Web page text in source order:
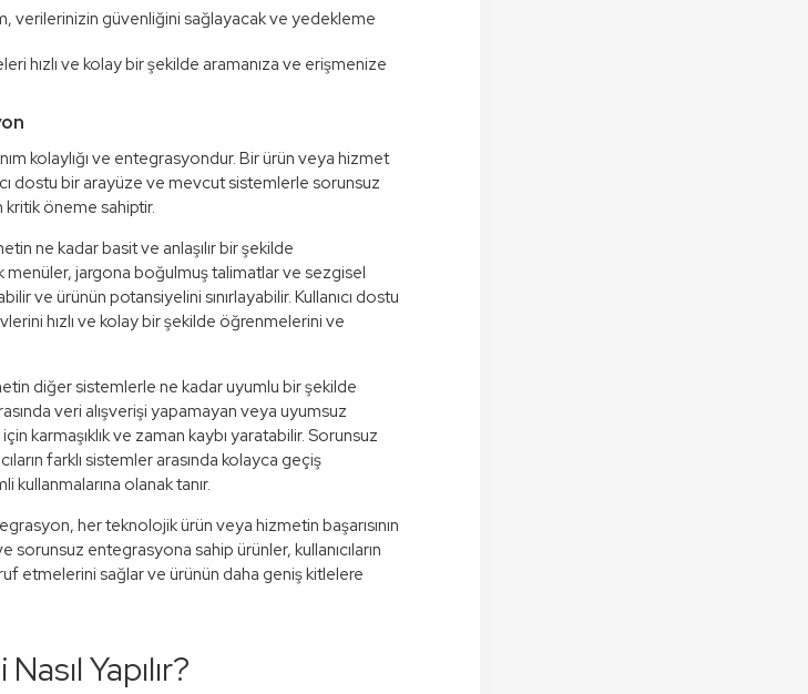
verilerinizin güvenliğini sağlayacak ve yedekleme
hızlı ve kolay bir şekilde aramanıza ve erişmenize
kolaylığı ve entegrasyondur. Bir ürün veya hizmet
dostu bir arayüze ve mevcut sistemlerle sorunsuz
öneme sahiptir.
ne kadar basit ve anlaşılır bir şekilde
menüler, jargona boğulmuş talimatlar ve sezgisel
ve ürünün potansiyelini sınırlayabilir. Kullanıcı dostu
hızlı ve kolay bir şekilde öğrenmelerini ve
diğer sistemlerle ne kadar uyumlu bir şekilde
veri alışverişi yapamayan veya uyumsuz
karmaşıklık ve zaman kaybı yaratabilir. Sorunsuz
farklı sistemler arasında kolayca geçiş
kullanmalarına olanak tanır.
her teknolojik ürün veya hizmetin başarısının
sorunsuz entegrasyona sahip ürünler, kullanıcıların
etmelerini sağlar ve ürünün daha geniş kitlelere
Yapılır?